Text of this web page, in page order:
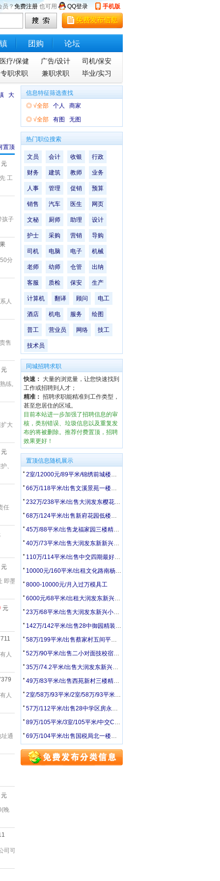
员？免费注册 也可用 QQ登录 手机版
团购 论坛
医疗/保健 广告/设计
司机/保安
专职求职 兼职求职 毕业/实习
大
置顶
元
工
孩子
分
人
售
元
练,
大
元
、
任
元
即墨
元
人
人
通
元
晚
司可
信息特征筛选查找
◎ √全部 个人
商家
◎ √全部 有图 无图
热门职位搜索
文员 会计 收银 行政
财务 建筑 教师 业务
人事 管理 促销 预算
销售 汽车 医生 网页
文秘 厨师 助理 设计
护士 采购 营销 导购
司机 电脑 电子 机械
老师 幼师 仓管 出纳
客服 质检 保安 生产
计算机 翻译 顾问 电工
酒店 机电 服务 绘图
普工 营业员 网络 技工
技术员
同城招聘求职
快速： 大量的浏览量，让您快速找到
工作或招聘到人才；
精准： 招聘求职能精准到工作类型，
甚至您居住的区域。
目前本站进一步加强了招聘信息的审
核，类别错误、垃圾信息以及重复发
布的将被删除。推荐付费置顶，招聘
效果更好！
置顶信息随机展示
2室/12000元/89平米/锦绣前城楼房出租有电梯
66万/118平米/出售文溪景苑一楼带大院子精装修基本未住套三双卫元宝户型
232万/238平米/出售大润发东樱花苑独院三层简装边户双供
68万/124平米/出售新府花园低楼层套四双卫送地下室精装修
45万/88平米/出售龙福家园三楼精装修拎包入住
40万/73平米/出售大润发东新新兴小区三楼精装修双供拎包入住市政供暖
110万/114平米/出售中交四期最好楼层最好位置套三双卫毛坯
10000元/160平米/出租文化路南杨家村独院二层简单装修
8000-10000元/月入过万模具工
6000元/68平米/出租大润发东新兴小区精装修家电家具齐全拎包入住燃气供暖
23万/68平米/出售大润发东新兴小区二楼简装进门是客厅
142万/142平米/出售28中御园精装修套三双卫拎包入住
58万/199平米/出售蔡家村五间平房带超大院子
52万/90平米/出售二小对面技校宿舍一楼带院简装
35万/74.2平米/出售大润发东新兴小区二期低楼层简装
49万/83平米/出售西苑新村三楼精装修位置好
2室/58万/93平米/2室/58万/93平米/宝龙新天地精装房租出售
57万/112平米/出售28中学区房永合花园五楼带阁楼精装修位置好
89万/105平米/3室/105平米/中交C区精装房出售
69万/104平米/出售国税局北一楼带大院子简装双供